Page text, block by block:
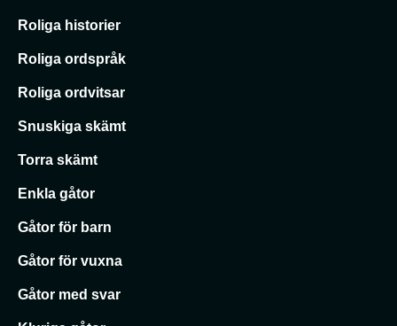
Roliga historier
Roliga ordspråk
Roliga ordvitsar
Snuskiga skämt
Torra skämt
Enkla gåtor
Gåtor för barn
Gåtor för vuxna
Gåtor med svar